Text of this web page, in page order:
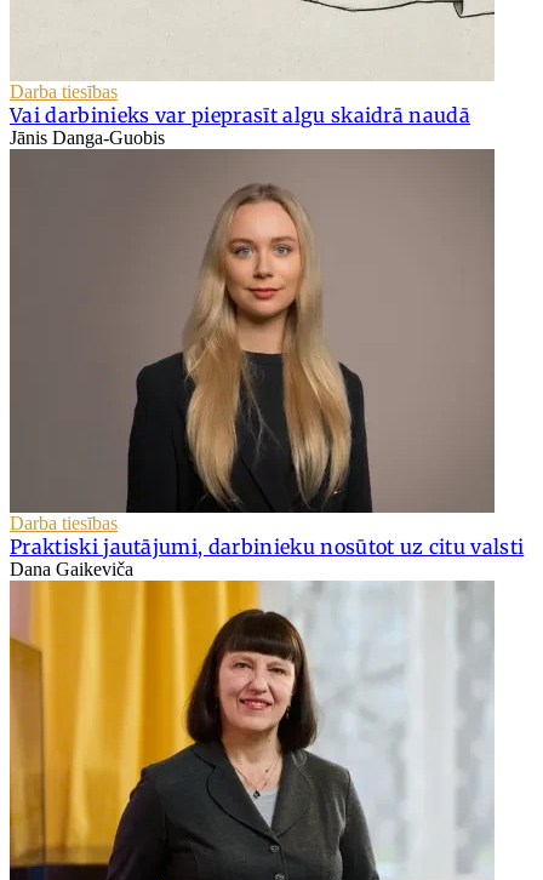
Darba tiesības
Vai darbinieks var pieprasīt algu skaidrā naudā
Jānis Danga-Guobis
Darba tiesības
Praktiski jautājumi, darbinieku nosūtot uz citu valsti
Dana Gaikeviča